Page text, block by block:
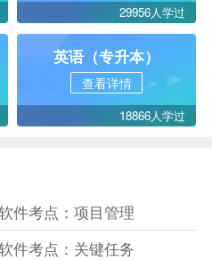
29956人学过
英语（专升本）
查看详情
18866人学过
件考点：项目管理
件考点：关键任务